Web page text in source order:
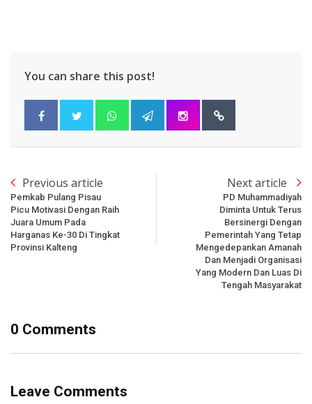
You can share this post!
Previous article
Pemkab Pulang Pisau
Picu Motivasi Dengan Raih
Juara Umum Pada
Harganas Ke-30 Di Tingkat
Provinsi Kalteng
Next article
PD Muhammadiyah
Diminta Untuk Terus
Bersinergi Dengan
Pemerintah Yang Tetap
Mengedepankan Amanah
Dan Menjadi Organisasi
Yang Modern Dan Luas Di
Tengah Masyarakat
0 Comments
Leave Comments